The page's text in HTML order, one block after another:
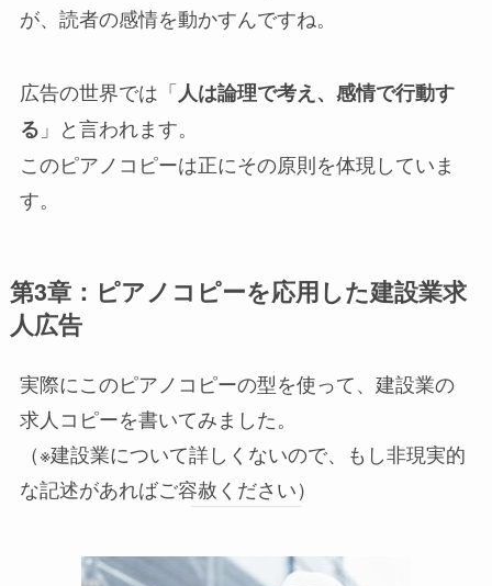
が、読者の感情を動かすんですね。
広告の世界では「人は論理で考え、感情で行動す
る 」と言われます。
このピアノコピーは正にその原則を体現していま
す。
第3章：ピアノコピーを応用した建設業求
人広告
実際にこのピアノコピーの型を使って、建設業の
求人コピーを書いてみました。
（※建設業について詳しくないので、もし非現実的
な記述があればご容赦ください）